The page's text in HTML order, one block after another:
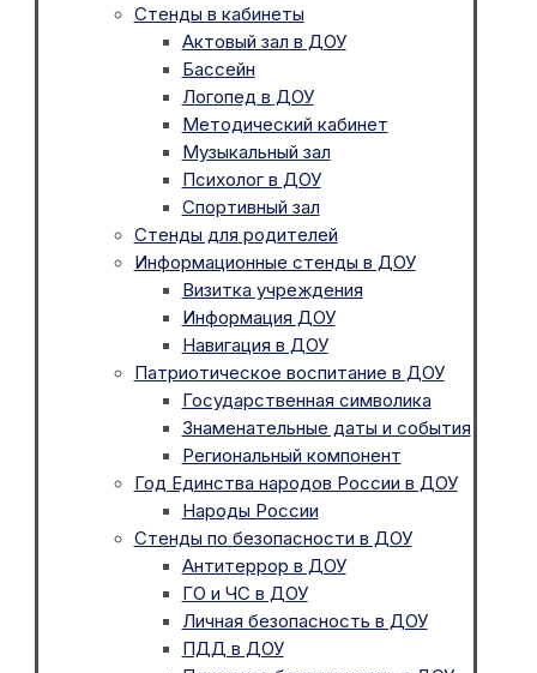
Стенды в кабинеты
Актовый зал в ДОУ
Бассейн
Логопед в ДОУ
Методический кабинет
Музыкальный зал
Психолог в ДОУ
Спортивный зал
Стенды для родителей
Информационные стенды в ДОУ
Визитка учреждения
Информация ДОУ
Навигация в ДОУ
Патриотическое воспитание в ДОУ
Государственная символика
Знаменательные даты и события
Региональный компонент
Год Единства народов России в ДОУ
Народы России
Стенды по безопасности в ДОУ
Антитеррор в ДОУ
ГО и ЧС в ДОУ
Личная безопасность в ДОУ
ПДД в ДОУ